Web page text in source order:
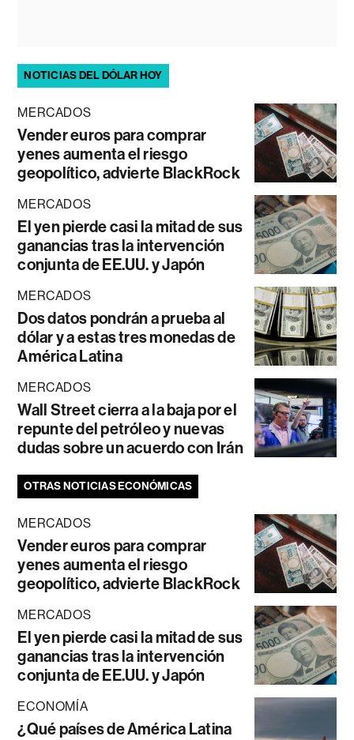
NOTICIAS DEL DÓLAR HOY
MERCADOS
Vender euros para comprar
yenes aumenta el riesgo
geopolítico, advierte BlackRock
MERCADOS
El yen pierde casi la mitad de sus
ganancias tras la intervención
conjunta de EE.UU. y Japón
MERCADOS
Dos datos pondrán a prueba al
dólar y a estas tres monedas de
América Latina
MERCADOS
Wall Street cierra a la baja por el
repunte del petróleo y nuevas
dudas sobre un acuerdo con Irán
OTRAS NOTICIAS ECONÓMICAS
MERCADOS
Vender euros para comprar
yenes aumenta el riesgo
geopolítico, advierte BlackRock
MERCADOS
El yen pierde casi la mitad de sus
ganancias tras la intervención
conjunta de EE.UU. y Japón
ECONOMÍA
¿Qué países de América Latina